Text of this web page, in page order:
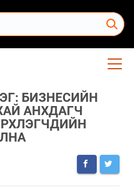
БИЗНЕСИЙН
АНХДАГЧ